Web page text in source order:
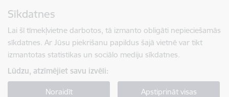
Sīkdatnes
Lai šī tīmekļvietne darbotos, tā izmanto obligāti nepieciešamās
sīkdatnes. Ar Jūsu piekrišanu papildus šajā vietnē var tikt
izmantotas statistikas un sociālo mediju sīkdatnes.
Lūdzu, atzīmējiet savu izvēli:
Noraidīt Apstiprināt visas